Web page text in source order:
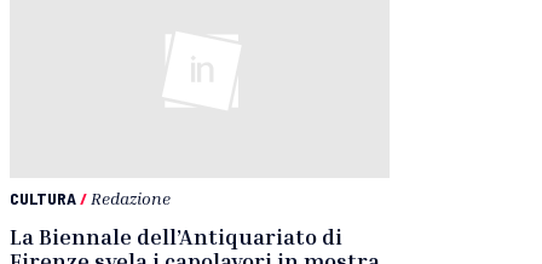
CULTURA/ Redazione
La Biennale dell’Antiquariato di